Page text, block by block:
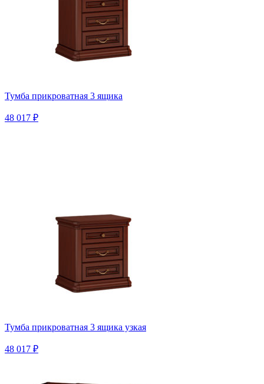
Тумба прикроватная 3 ящика
48 017 ₽
Тумба прикроватная 3 ящика узкая
48 017 ₽